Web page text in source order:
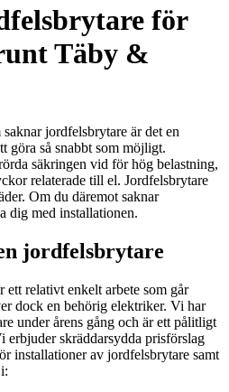
för
Täby &
jordfelsbrytare är det en
göra så snabbt som möjligt.
säkringen vid för hög belastning,
relaterade till el. Jordfelsbrytare
Om du däremot saknar
dig med installationen.
jordfelsbrytare
relativt enkelt arbete som går
dock en behörig elektriker. Vi har
under årens gång och är ett pålitligt
skräddarsydda prisförslag
installationer av jordfelsbrytare samt